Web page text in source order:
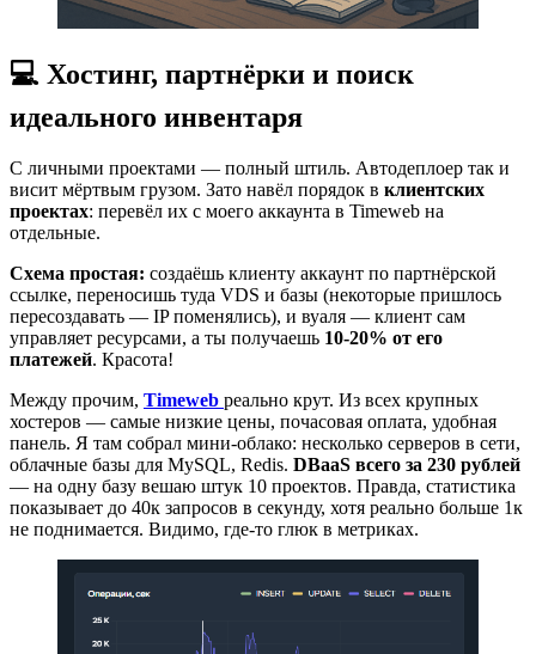
💻 Хостинг, партнёрки и поиск
идеального инвентаря
С личными проектами — полный штиль. Автодеплоер так и
висит мёртвым грузом. Зато навёл порядок в клиентских
проектах: перевёл их с моего аккаунта в Timeweb на
отдельные.
Схема простая: создаёшь клиенту аккаунт по партнёрской
ссылке, переносишь туда VDS и базы (некоторые пришлось
пересоздавать — IP поменялись), и вуаля — клиент сам
управляет ресурсами, а ты получаешь 10-20% от его
платежей. Красота!
Между прочим, Timeweb реально крут. Из всех крупных
хостеров — самые низкие цены, почасовая оплата, удобная
панель. Я там собрал мини-облако: несколько серверов в сети,
облачные базы для MySQL, Redis. DBaaS всего за 230 рублей
— на одну базу вешаю штук 10 проектов. Правда, статистика
показывает до 40к запросов в секунду, хотя реально больше 1к
не поднимается. Видимо, где-то глюк в метриках.